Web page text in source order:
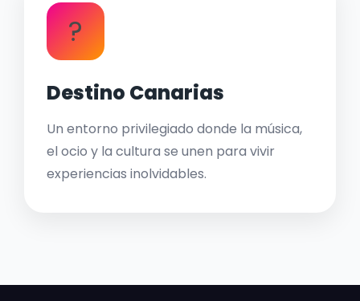
?
Destino Canarias
Un entorno privilegiado donde la música,
el ocio y la cultura se unen para vivir
experiencias inolvidables.